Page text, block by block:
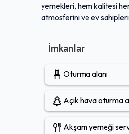
yemekleri, hem kalitesi
atmosferini ve ev
yanı sıra, fiyatlarının
dostu ve kaliteli bir yeme-
İmkanlar
Oturma alanı
Açık hava oturma
Akşam yemeği